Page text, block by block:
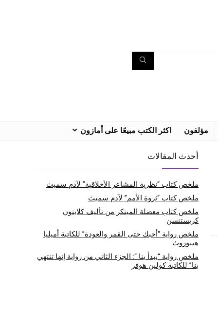
مؤلفون اكثر الكتب مبيعًا على أمازون
أحدث المقالات
ملخص كتاب “نظرية المشاعر الأخلاقية” لآدم سميث
ملخص كتاب “ثروة الأمم” لآدم سميث
ملخص كتاب معضلة المبتكر من تأليف كلايتون
كريستنسن
ملخص رواية “أحبك حتى القمر والعودة” للكاتبة أميليا
هيبوروث
ملخص رواية “يبدأ بنا “: الجزء الثاني من رواية إنها تنتهي
بنا” للكاتبة كولين هوفر